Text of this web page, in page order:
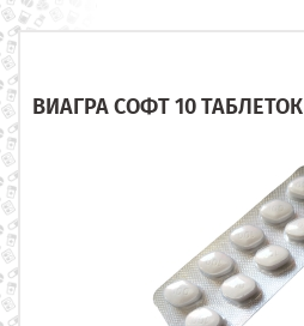
ВИАГРА СОФТ 10 ТАБЛЕТОК